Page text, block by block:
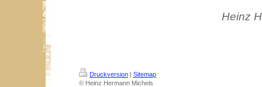
Heinz
Druckversion | Sitemap
© Heinz Hermann Michels